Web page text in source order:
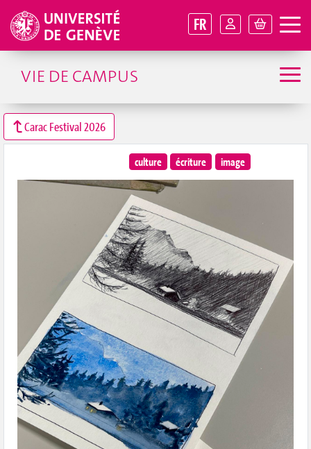
FR
VIE DE CAMPUS
Carac Festival 2026
culture écriture image